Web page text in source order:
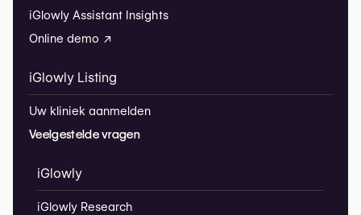
iGlowly Assistant Insights
Online demo ↗
iGlowly Listing
Uw kliniek aanmelden
Veelgestelde vragen
iGlowly
iGlowly Research